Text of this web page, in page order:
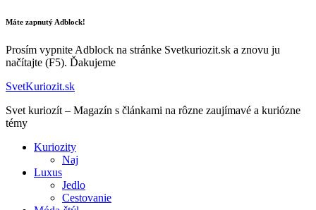
Máte zapnutý Adblock!
Prosím vypnite Adblock na stránke Svetkuriozit.sk a znovu ju
načítajte (F5). Ďakujeme
SvetKuriozit.sk
Svet kuriozít – Magazín s článkami na rôzne zaujímavé a kuriózne
témy
Kuriozity
Naj
Luxus
Jedlo
Cestovanie